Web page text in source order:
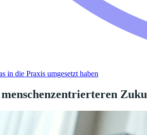
in die Praxis umgesetzt haben